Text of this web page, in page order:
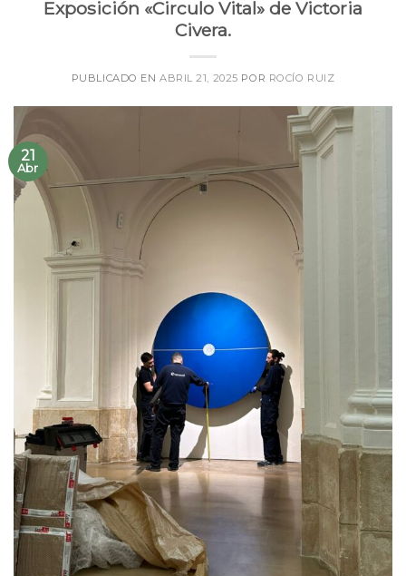
Exposición «Circulo Vital» de Victoria
Civera.
PUBLICADO EN ABRIL 21, 2025 POR ROCÍO RUIZ
21
Abr